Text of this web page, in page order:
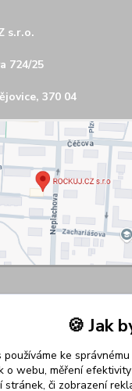
s.r.o.
724/25
370 04
🍪 Jak
používáme ke
o webu, měření
stránek, či zobrazení